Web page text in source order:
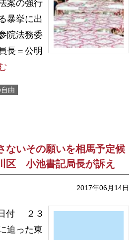
案の強行
暴挙に出
院法務委
長＝公明
由
ないその願いを相馬予定候
区 小池書記局長が訴え
2017年06月14日
付 ２３
迫った東